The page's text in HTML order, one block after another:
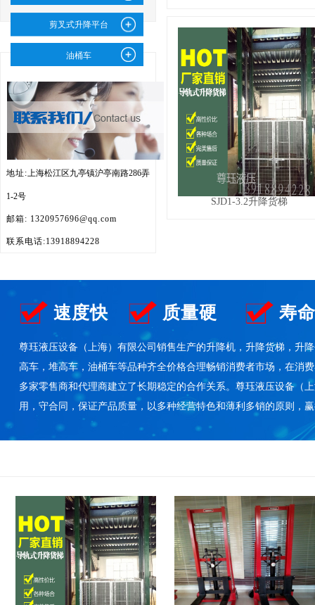
SJD1-3.2升降货梯
剪叉式升降平台
油桶车
地址:上海松江区九亭镇沪亭南路286弄
1-2号
邮箱: 1320957696@qq.com
联系电话:13918894228
尊珏液压设备（上海）有限公司销售生产的升降机，升降货梯，升
高车，堆高车，油桶车等品种齐全价格合理畅销消费者市场，在消
多家零售商和代理商建立了长期稳定的合作关系。尊珏液压设备（
用，守合同，保证产品质量，以多种经营特色和薄利多销的原则，
质量硬
速度快 寿